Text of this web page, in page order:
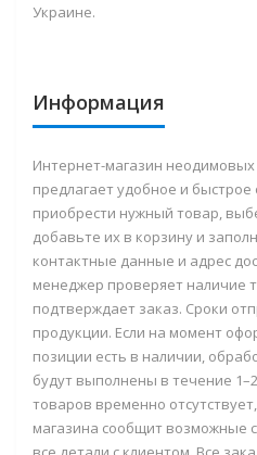
Украине.
Информация
Интернет-магазин неодимовых
предлагает удобное и
приобрести нужный товар,
добавьте их в корзину и
контактные данные и адрес
менеджер проверяет наличие
подтверждает заказ. Сроки
продукции. Если на момент
позиции есть в наличии,
будут выполнены в течение
товаров временно
магазина сообщит возможные